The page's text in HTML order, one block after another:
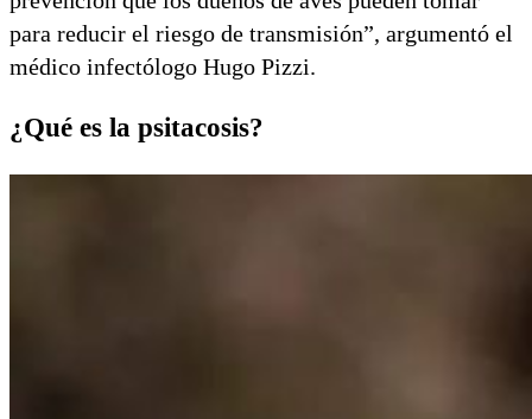
para reducir el riesgo de transmisión”, argumentó el
médico infectólogo Hugo Pizzi.
¿Qué es la psitacosis?